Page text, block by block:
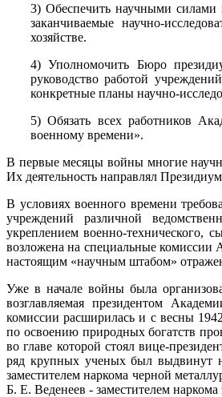
3) Обеспечить научными силами
заканчиваемые научно-
хозяйстве.
4) Уполномочить Бюро
руководство работой
конкретные планы научно-
5) Обязать всех работников
военному времени».
В первые месяцы войны многие
Их деятельность направлял
В условиях военного времени
учреждений различной
укреплением военно-технического,
возложена на специальные комиссии
настоящим «научным штабом»
Уже в начале войны была
возглавляемая президентом
комиссии расширилась и с весны
по освоению природных богатств
во главе которой стоял вице-
ряд крупных ученых был выдвинут
заместителем наркома черной
Б. Е. Веденеев - заместителем наркома